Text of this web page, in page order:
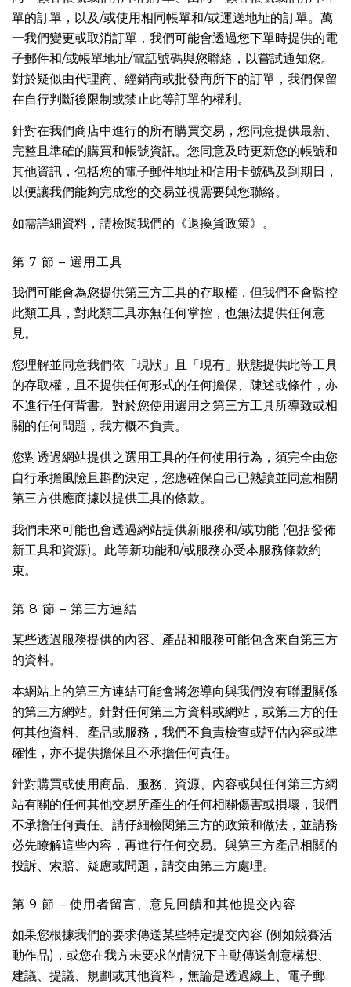
單的訂單，以及/或使用相同帳單和/或運送地址的訂單。萬
一我們變更或取消訂單，我們可能會透過您下單時提供的電
子郵件和/或帳單地址/電話號碼與您聯絡，以嘗試通知您。
對於疑似由代理商、經銷商或批發商所下的訂單，我們保留
在自行判斷後限制或禁止此等訂單的權利。
針對在我們商店中進行的所有購買交易，您同意提供最新、
完整且準確的購買和帳號資訊。您同意及時更新您的帳號和
其他資訊，包括您的電子郵件地址和信用卡號碼及到期日，
以便讓我們能夠完成您的交易並視需要與您聯絡。
如需詳細資料，請檢閱我們的《退換貨政策》。
第 7 節 – 選用工具
我們可能會為您提供第三方工具的存取權，但我們不會監控
此類工具，對此類工具亦無任何掌控，也無法提供任何意
見。
您理解並同意我們依「現狀」且「現有」狀態提供此等工具
的存取權，且不提供任何形式的任何擔保、陳述或條件，亦
不進行任何背書。對於您使用選用之第三方工具所導致或相
關的任何問題，我方概不負責。
您對透過網站提供之選用工具的任何使用行為，須完全由您
自行承擔風險且斟酌決定，您應確保自己已熟讀並同意相關
第三方供應商據以提供工具的條款。
我們未來可能也會透過網站提供新服務和/或功能 (包括發佈
新工具和資源)。此等新功能和/或服務亦受本服務條款約
束。
第 8 節 – 第三方連結
某些透過服務提供的內容、產品和服務可能包含來自第三方
的資料。
本網站上的第三方連結可能會將您導向與我們沒有聯盟關係
的第三方網站。針對任何第三方資料或網站，或第三方的任
何其他資料、產品或服務，我們不負責檢查或評估內容或準
確性，亦不提供擔保且不承擔任何責任。
針對購買或使用商品、服務、資源、內容或與任何第三方網
站有關的任何其他交易所產生的任何相關傷害或損壞，我們
不承擔任何責任。請仔細檢閱第三方的政策和做法，並請務
必先瞭解這些內容，再進行任何交易。與第三方產品相關的
投訴、索賠、疑慮或問題，請交由第三方處理。
第 9 節 – 使用者留言、意見回饋和其他提交內容
如果您根據我們的要求傳送某些特定提交內容 (例如競賽活
動作品)，或您在我方未要求的情況下主動傳送創意構想、
建議、提議、規劃或其他資料，無論是透過線上、電子郵